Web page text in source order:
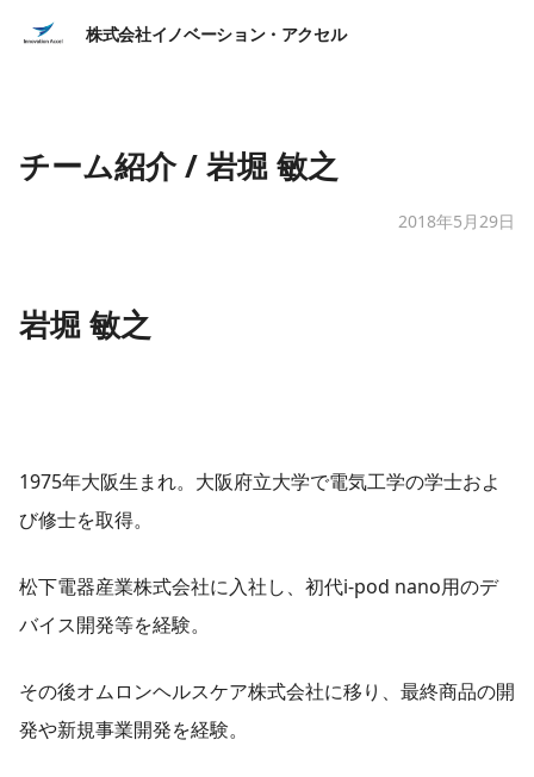
株式会社イノベーション・アクセル
チーム紹介 / 岩堀 敏之
2018年5月29日
岩堀 敏之
1975年大阪生まれ。大阪府立大学で電気工学の学士およ
び修士を取得。
松下電器産業株式会社に入社し、初代i-pod nano用のデ
バイス開発等を経験。
その後オムロンヘルスケア株式会社に移り、最終商品の開
発や新規事業開発を経験。